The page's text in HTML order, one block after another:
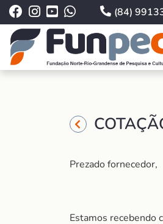
(84)
Prezado fornecedor,
Estamos recebendo